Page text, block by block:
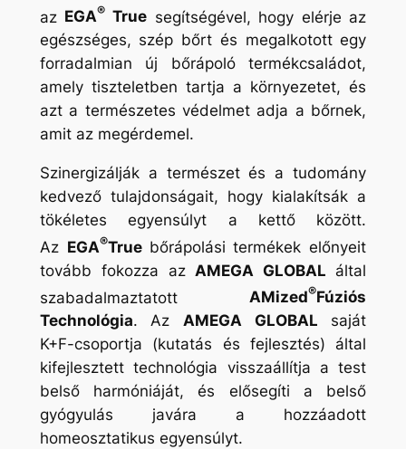
az EGA® Truesegítségével, hogy elérje az
egészséges, szép bőrt és megalkotott egy
forradalmian új bőrápoló termékcsaládot,
amely tiszteletben tartja a környezetet, és
azt a természetes védelmet adja a bőrnek,
amit az megérdemel.
Szinergizálják a természet és a tudomány
kedvező tulajdonságait, hogy kialakítsák a
tökéletes egyensúlyt a kettő között.
Az EGA®True bőrápolási termékek előnyeit
tovább fokozza az AMEGA GLOBAL által
szabadalmaztatottAMized®Fúziós
Technológia. Az AMEGA GLOBAL saját
K+F-csoportja (kutatás és fejlesztés) által
kifejlesztett technológia visszaállítja a test
belső harmóniáját, és elősegíti a belső
gyógyulás javára a hozzáadott
homeosztatikus egyensúlyt.